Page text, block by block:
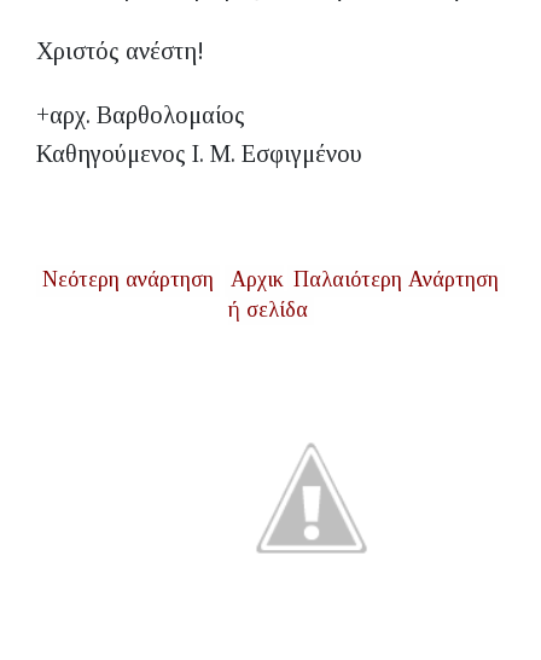
Χριστός ανέστη!
+αρχ. Βαρθολομαίος
Καθηγούμενος Ι. Μ. Εσφιγμένου
Νεότερη ανάρτηση Παλαιότερη Ανάρτηση
Αρχικ
ή σελίδα